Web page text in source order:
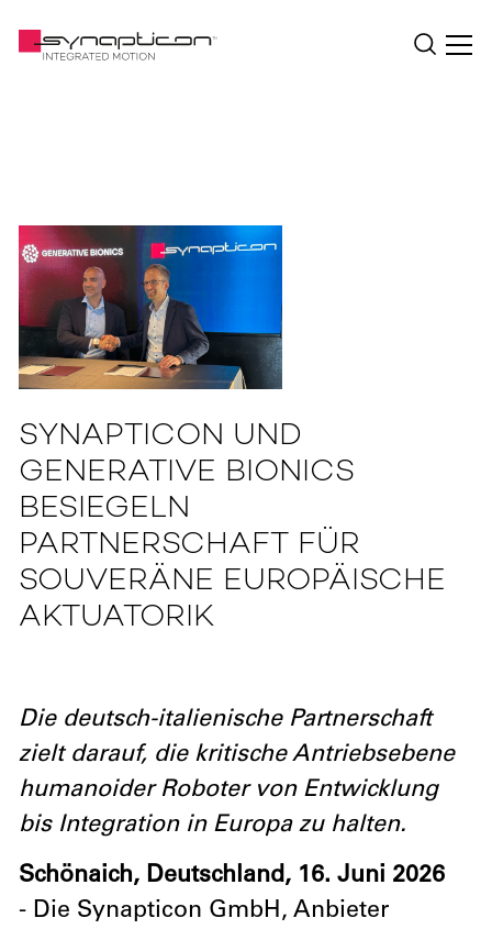
SYNAPTICON UND
GENERATIVE BIONICS
BESIEGELN
PARTNERSCHAFT FÜR
SOUVERÄNE EUROPÄISCHE
AKTUATORIK
Die deutsch-italienische Partnerschaft
zielt darauf, die kritische Antriebsebene
humanoider Roboter von Entwicklung
bis Integration in Europa zu halten.
Schönaich, Deutschland, 16. Juni 2026
- Die Synapticon GmbH, Anbieter